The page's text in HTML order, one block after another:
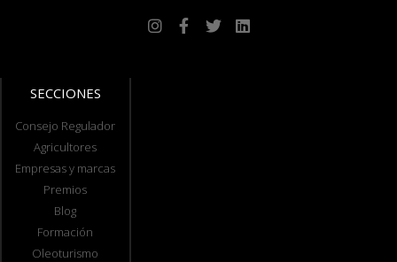
SECCIONES
Consejo Regulador
Agricultores
Empresas y marcas
Premios
Blog
Formación
Oleoturismo